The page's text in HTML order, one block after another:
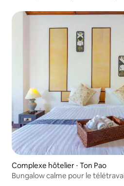
Complexe hôtelier ⋅ Ton Pao
Bungalow calme pour le